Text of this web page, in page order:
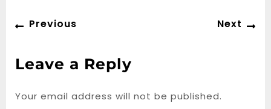
Post
navigation
Previous Next
Leave a Reply
Your email address will not be published.